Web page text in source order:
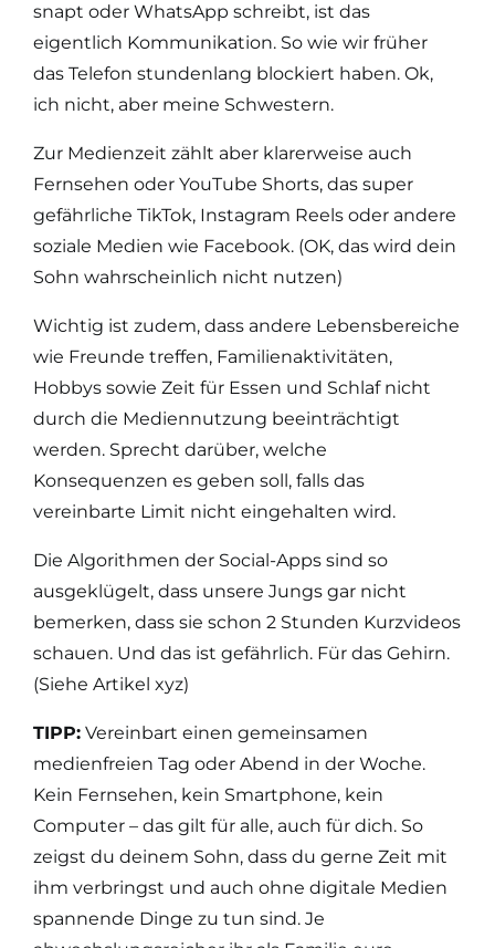
snapt oder WhatsApp schreibt, ist das
eigentlich Kommunikation. So wie wir früher
das Telefon stundenlang blockiert haben. Ok,
ich nicht, aber meine Schwestern.
Zur Medienzeit zählt aber klarerweise auch
Fernsehen oder YouTube Shorts, das super
gefährliche TikTok, Instagram Reels oder andere
soziale Medien wie Facebook. (OK, das wird dein
Sohn wahrscheinlich nicht nutzen)
Wichtig ist zudem, dass andere Lebensbereiche
wie Freunde treffen, Familienaktivitäten,
Hobbys sowie Zeit für Essen und Schlaf nicht
durch die Mediennutzung beeinträchtigt
werden. Sprecht darüber, welche
Konsequenzen es geben soll, falls das
vereinbarte Limit nicht eingehalten wird.
Die Algorithmen der Social-Apps sind so
ausgeklügelt, dass unsere Jungs gar nicht
bemerken, dass sie schon 2 Stunden Kurzvideos
schauen. Und das ist gefährlich. Für das Gehirn.
(Siehe Artikel xyz)
TIPP: Vereinbart einen gemeinsamen
medienfreien Tag oder Abend in der Woche.
Kein Fernsehen, kein Smartphone, kein
Computer – das gilt für alle, auch für dich. So
zeigst du deinem Sohn, dass du gerne Zeit mit
ihm verbringst und auch ohne digitale Medien
spannende Dinge zu tun sind. Je